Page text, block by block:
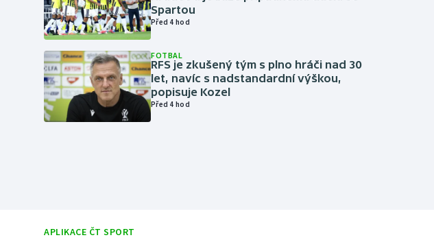
Spartou
Před 4 hod
FOTBAL
RFS je zkušený tým s plno hráči nad 30
let, navíc s nadstandardní výškou,
popisuje Kozel
Před 4 hod
APLIKACE ČT SPORT